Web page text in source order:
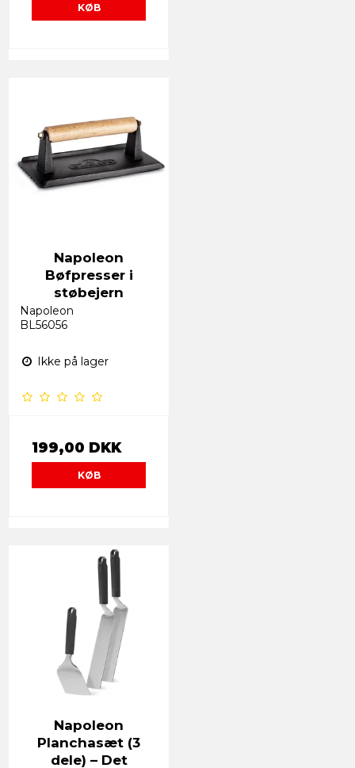
KØB
Napoleon
Bøfpresser i
støbejern
Napoleon
BL56056
Ikke på lager
199,00 DKK
KØB
Napoleon
Planchasæt (3
dele) – Det